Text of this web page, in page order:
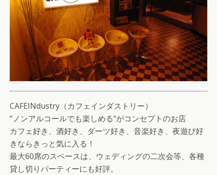
CAFEINdustry（カフェインダストリー）
“ノンアルコールでも楽しめる“がコンセプトのお店
カフェ好き、酒好き、ダーツ好き、音楽好き、夜遊び好
きならきっと気に入る！
最大60席のスペースは、ウェディングの二次会等、各種
貸し切りパーティーにも好評。